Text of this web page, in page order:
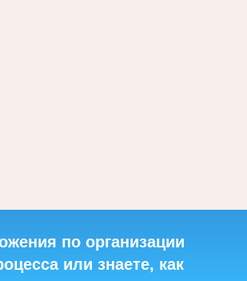
по организации
или знаете, как